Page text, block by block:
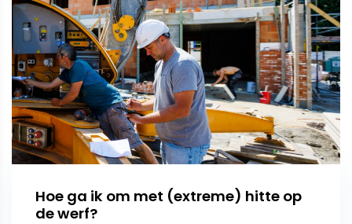
Hoe ga ik om met (extreme) hitte op
de werf?